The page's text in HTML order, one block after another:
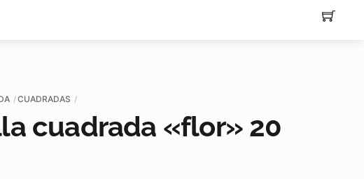
CUADRADAS
cuadrada «flor» 20